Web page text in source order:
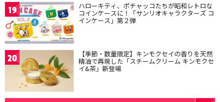
19 ハローキティ、ポチャッコたちが昭和レトロな
コインケースに！「サンリオキャラクターズ コ
インケース」第２弾
20 【季節・数量限定】キンモクセイの香りを天然
精油で再現した「スチームクリーム キンモクセ
イ&茶」新登場